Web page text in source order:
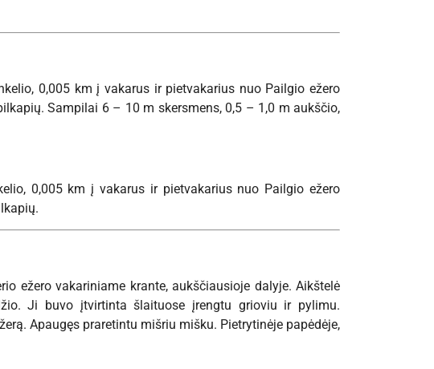
0,005 km į vakarus ir pietvakarius nuo Pailgio ežero
Sampilai 6 – 10 m skersmens, 0,5 – 1,0 m aukščio,
0,005 km į vakarus ir pietvakarius nuo Pailgio ežero
ežero vakariniame krante, aukščiausioje dalyje. Aikštelė
Ji buvo įtvirtinta šlaituose įrengtu grioviu ir pylimu.
Apaugęs praretintu mišriu mišku. Pietrytinėje papėdėje,